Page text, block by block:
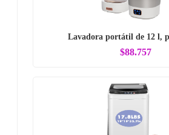
Lavadora portátil de 12 l,
$88.757